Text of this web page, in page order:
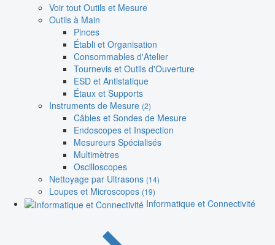
Voir tout Outils et Mesure
Outils à Main
Pinces
Établi et Organisation
Consommables d'Atelier
Tournevis et Outils d'Ouverture
ESD et Antistatique
Étaux et Supports
Instruments de Mesure (2)
Câbles et Sondes de Mesure
Endoscopes et Inspection
Mesureurs Spécialisés
Multimètres
Oscilloscopes
Nettoyage par Ultrasons (14)
Loupes et Microscopes (19)
Informatique et Connectivité